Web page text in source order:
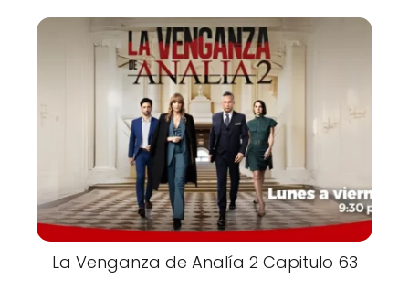
La Venganza de Analía 2 Capitulo 63